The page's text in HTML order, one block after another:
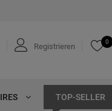
Registrieren
0
TOP-SELLER